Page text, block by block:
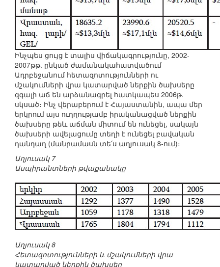
Ինչպես ցույց է տալիս վիճակագրությունը, 2002-
2007թթ. ընկած ժամանակահատվածում
Ադրբեջանում հետազոտությունների ու
մշակումների վրա կատարված ներքին ծախսերը
զգալի աճ են արձանագրել հատկապես 2006թ.
սկսած։ Ինչ վերաբերում է Հայաստանին, ապա մեր
երկրում այս ուղղությամբ իրականացված ներքին
ծախսերը թեև աճման միտում են ունեցել, սակայն
ծախսերի ավելացումը տեղի է ունեցել բավական
դանդաղ (մանրամասն տե՛ս աղյուսակ 8-ում)։
Աղյուսակ 7
Ասպիրանտների թվաքանակը
Աղյուսակ 8
Հետազոտությունների և մշակումների վրա
կատարված ներքին ծախսեր